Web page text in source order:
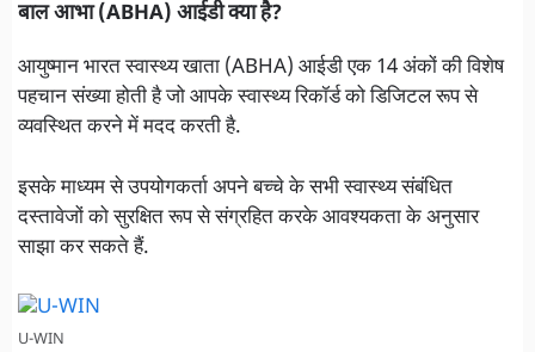
बाल आभा (ABHA) आईडी क्या है?
आयुष्मान भारत स्वास्थ्य खाता (ABHA) आईडी एक 14 अंकों की विशेष
पहचान संख्या होती है जो आपके स्वास्थ्य रिकॉर्ड को डिजिटल रूप से
व्यवस्थित करने में मदद करती है.
इसके माध्यम से उपयोगकर्ता अपने बच्चे के सभी स्वास्थ्य संबंधित
दस्तावेजों को सुरक्षित रूप से संग्रहित करके आवश्यकता के अनुसार
साझा कर सकते हैं.
U-WIN